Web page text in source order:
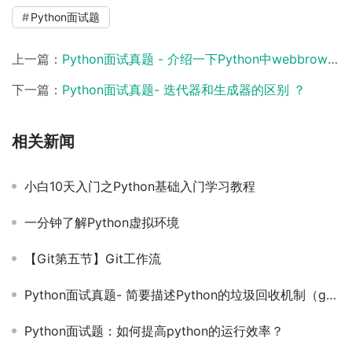
Python面试题
上一篇： Python面试真题 - 介绍一下Python中webbrowser的用法 ？
下一篇： Python面试真题- 迭代器和生成器的区别 ？
相关新闻
小白10天入门之Python基础入门学习教程
一分钟了解Python虚拟环境
【Git第五节】Git工作流
Python面试真题- 简要描述Python的垃圾回收机制（garbage collection）
Python面试题：如何提高python的运行效率？